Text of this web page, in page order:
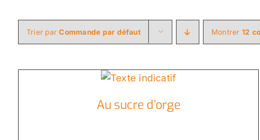
Trier parCommande par défaut Montrer 12
Au sucre d’orge